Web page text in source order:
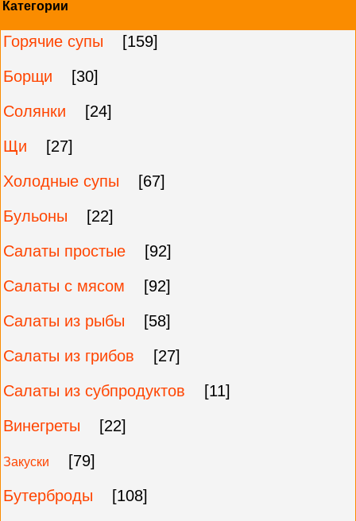
Категории
Горячие супы
[159]
Борщи
[30]
Солянки
[24]
Щи
[27]
Холодные супы
[67]
Бульоны
[22]
Салаты простые
[92]
Салаты с мясом
[92]
Салаты из рыбы
[58]
Салаты из грибов
[27]
Салаты из субпродуктов
[11]
Винегреты
[22]
Закуски
[79]
Бутерброды
[108]